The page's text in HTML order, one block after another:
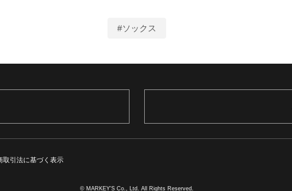
#ソックス
取引法に基づく表示
© MARKEY'S Co., Ltd. All Rights Reserved.